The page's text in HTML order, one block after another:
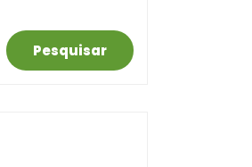
Pesquisar